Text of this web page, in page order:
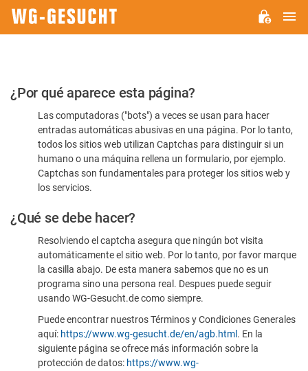
Por
favor,
confirme
humano
¿Por qué aparece esta página?
Las computadoras ("bots") a veces se usan para hacer
entradas automáticas abusivas en una página. Por lo tanto,
todos los sitios web utilizan Captchas para distinguir si un
humano o una máquina rellena un formulario, por ejemplo.
Captchas son fundamentales para proteger los sitios web y
los servicios.
¿Qué se debe hacer?
Resolviendo el captcha asegura que ningún bot visita
automáticamente el sitio web. Por lo tanto, por favor marque
la casilla abajo. De esta manera sabemos que no es un
programa sino una persona real. Despues puede seguir
usando WG-Gesucht.de como siempre.
Puede encontrar nuestros Términos y Condiciones Generales
aquí: https://www.wg-gesucht.de/en/agb.html . En la
siguiente página se ofrece más información sobre la
protección de datos: https://www.wg-